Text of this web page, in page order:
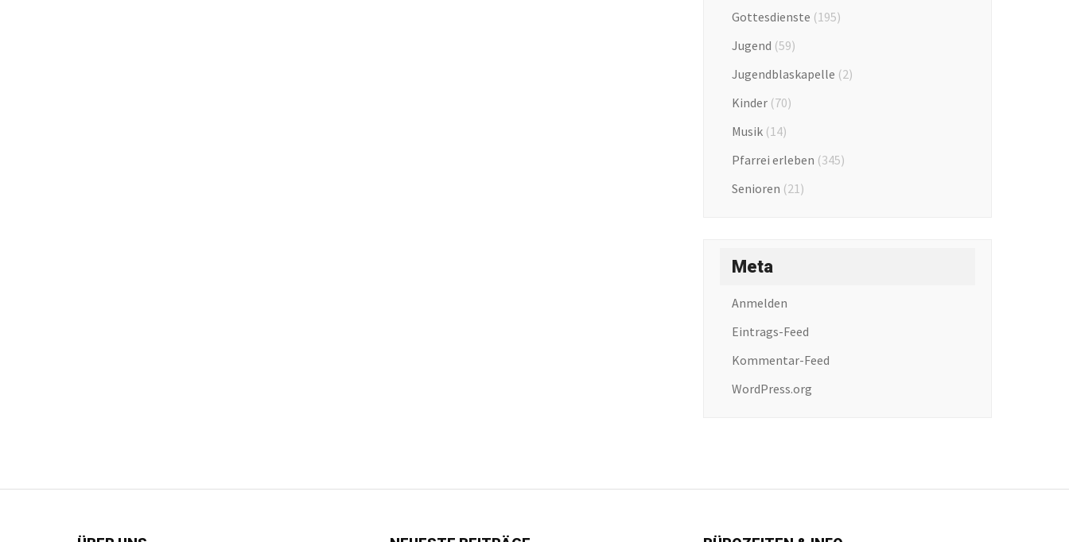
Gottesdienste (195)
Jugend (59)
Jugendblaskapelle (2)
Kinder(70)
Musik(14)
Pfarrei erleben (345)
Senioren (21)
Meta
Anmelden
Eintrags-Feed
Kommentar-Feed
WordPress.org